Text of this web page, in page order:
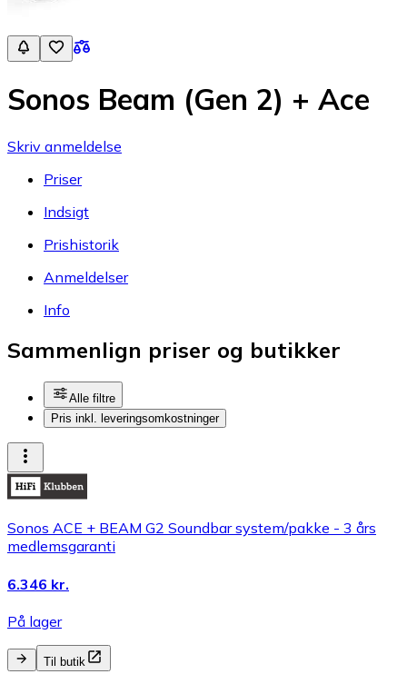
Sonos Beam (Gen 2) + Ace
Skriv anmeldelse
Priser
Indsigt
Prishistorik
Anmeldelser
Info
Sammenlign priser og butikker
Alle filtre
Pris inkl. leveringsomkostninger
Sonos ACE + BEAM G2 Soundbar system/pakke - 3 års
medlemsgaranti
6.346 kr.
På lager
Til butik